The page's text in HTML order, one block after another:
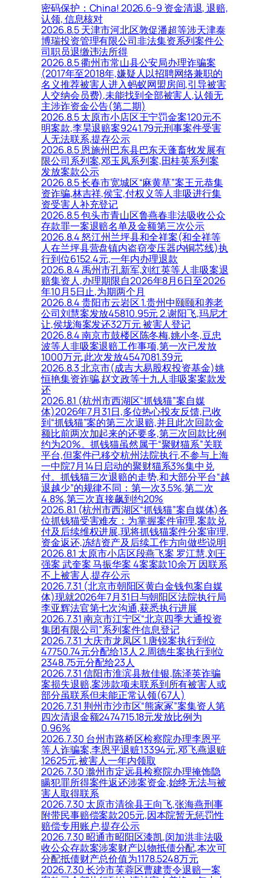
密码保护：China! 2026.6-9 资金清退, 退赔,
认领, 信息核对
2026.8.5 天津市河北区敦促潘超等涉天津泰
博瑞投资管理有限公司非法集资系列案件公
司职员退缴违法所得
2026.8.5 衢州市常山县公安局办理诈骗案
(2017年至2018年,嫌疑人以招聘网络兼职的
名义推荐被害人进入蚂蚁网盟房间,引导被害
人交纳会员费),未能找到全部被害人,认领无
主涉诈资金公告(第二期)
2026.8.5 太原市小店区王宁罚金案120元不
明案款,李昊退赔案9241.79元刑事案件受害
人无法联系,提存公示
2026.8.5 恩施州巴东县巴东天蓬畜牧发展有
限公司系列案,邓玉凤系列案,田桂英系列案
发放案款公示
2026.8.5 长春市宽城区“麻黄草”案王元恭集
资诈骗,林吉祥,侯宝,付权义等人非吸进行集
资受害人补充登记
2026.8.5 包头市青山区鲁燕春非法吸收公众
存款罪一案退赔名单及金额第三次公示
2026.8.4 怒江州兰坪县和全祥案(和全祥等
人在兰坪县营盘镇内盗窃变压器内铜芯线)执
行到位6152.4元,一年内办理退款
2026.8.4 禹州市孔新军,刘红英等人非吸案退
赔集资人,办理期限自2026年8月6日至2026
年10月5日止,为期两个月
2026.8.4 贵阳市云岩区 1.贵州中颐颐和养老
公司刘慧案发放45810.95元 2.谢阳飞,玛尼才
让,侯垅海案发还32万元 被害人登记
2026.8.4 南京市鼓楼区陈冬梅,姚小冬,豆忠
波等人非吸案退赔工作事项,第一次已发放
1000万元,此次发放4547081.39元
2026.8.3 北京市(成吉大易股权投资基金)姚
恒艳集资诈骗,赵文政等十九人非吸案案款发
还
2026.8.1 (杭州市西湖区“抓钱猫”案自媒
体)2026年7月31日,多位热心投友反馈,已收
到“抓钱猫”案的第三次退赔,并且此次回款金
额比前两次加起来的还要多,第三次回款比例
约为20%。抓钱猫虽然属于“聚财猫系”关联
平台,但案件已移交杭州法院执行,不参与上海
一中院7月14日启动的聚财猫系3%集中兑
付。抓钱猫三次退赔的走势,和大部分平台“越
退越少”的规律不同：第一次3.5%,第二次
4.8%,第三次直接飙到约20%
2026.8.1 (杭州市西湖区“抓钱猫”案自媒体)各
位抓钱猫受害难友：为掌握案件审理,案款兑
付及后续维权进展,现将抓钱猫案件分案审理,
资金返还,冻结资产及后续工作方向做些说明
2026.8.1 太原市小店区段燕飞案 罗江慧,刘王
强案 武奎案 马振华案 4案案款10余万 因联系
不上被害人,提存公示
2026.7.31 (北京市朝阳区黄白金钱包案自媒
体)现就2026年7月31日与朝阳区法院执行局
李亚辉法官第七次沟通,获悉执行进展
2026.7.31 南京市江宁区“北京四季大通投资
集团有限公司”系列案件信息登记
2026.7.31 大庆市龙凤区 1.唐锐案执行到位
47750.74元分配给13人 2.周德生案执行到位
2348.75元分配给23人
2026.7.31 信阳市淮滨县敖佳银,陈泽英诈骗
案损失退赔,案涉款项未联系到所有被害人或
部分虽联系但未能正常认领(67人)
2026.7.31 荆州市沙市区“熊家冢”案集资人第
四次清退金额2474715.18元发放比例为
0.96%
2026.7.30 台州市路桥区检察院办理李恩平
等人诈骗案,李恩平退赃13394元,邓飞燕退赃
12625元,被害人一年内领取
2026.7.30 滁州市定远县检察院办理掩饰隐
瞒犯罪所得案件返还涉案资金,始终无法与被
害人取得联系
2026.7.30 太原市清徐县王向飞,张海燕刑事
附带民事赔偿案款205元,因本院暂无惩罚性
赔偿专用账户,提存公示
2026.7.30 昭通市昭阳区漆凯,闵加洪非法吸
收公众存款案涉案财产以物抵债分配,本次可
分配抵债财产总价值为1178.5248万元
2026.7.30 长沙市芙蓉区曹建责令退赔一案